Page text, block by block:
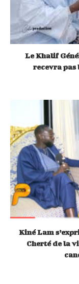
Le Khalif
recevra pas
Kiné Lam
Cherté de la